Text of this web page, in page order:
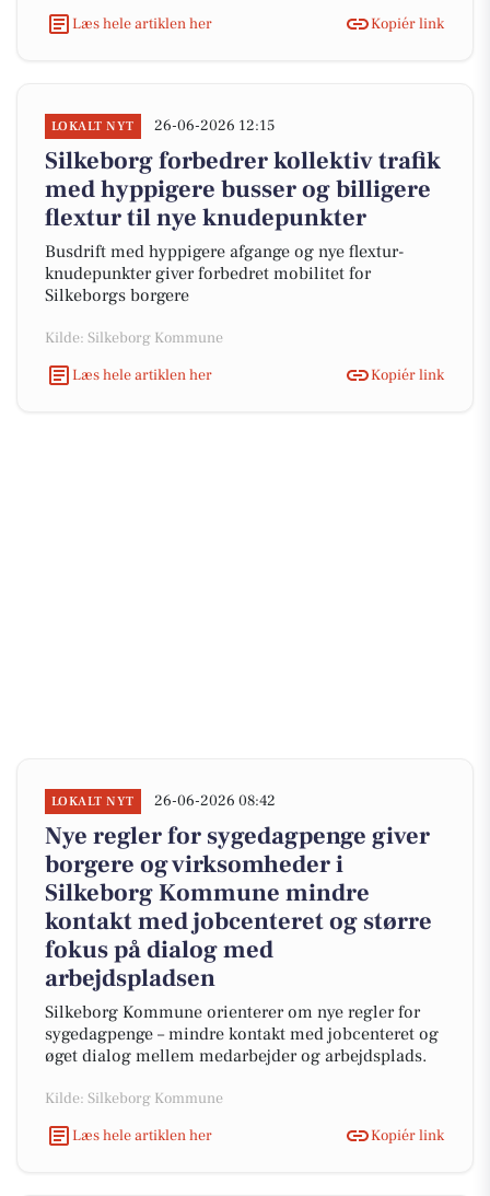
Læs hele artiklen her Kopiér link
LOKALT NYT 26-06-2026 12:15
Silkeborg forbedrer kollektiv trafik
med hyppigere busser og billigere
flextur til nye knudepunkter
Busdrift med hyppigere afgange og nye flextur-
knudepunkter giver forbedret mobilitet for
Silkeborgs borgere
Kilde: Silkeborg Kommune
Læs hele artiklen her
Kopiér link
LOKALT NYT 26-06-2026 08:42
Nye regler for sygedagpenge giver
borgere og virksomheder i
Silkeborg Kommune mindre
kontakt med jobcenteret og større
fokus på dialog med
arbejdspladsen
Silkeborg Kommune orienterer om nye regler for
sygedagpenge – mindre kontakt med jobcenteret og
øget dialog mellem medarbejder og arbejdsplads.
Kilde: Silkeborg Kommune
Læs hele artiklen her
Kopiér link